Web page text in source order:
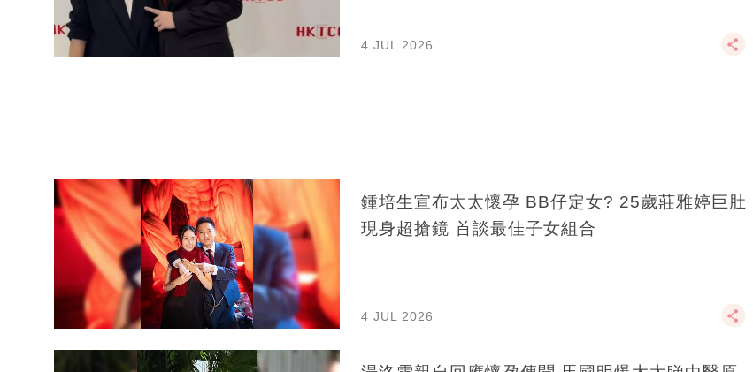
4 JUL 2026
鍾培生宣布太太懷孕 BB仔定女? 25歲莊雅婷巨肚
現身超搶鏡 首談最佳子女組合
4 JUL 2026